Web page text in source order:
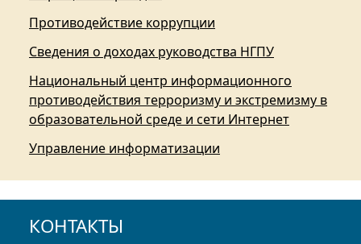
Противодействие коррупции
Сведения о доходах руководства НГПУ
Национальный центр информационного
противодействия терроризму и экстремизму в
образовательной среде и сети Интернет
Управление информатизации
КОНТАКТЫ